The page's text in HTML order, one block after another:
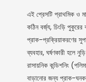
এই প্রেসটি প্রাথমিক ও
কঠিন বর্জ্য, চিংড়ি
প্রাক-প্রক্রিয়াকরণের
ব্যবহার, ঘর্ষণকারী হলে
রাসায়নিক কন্ডিশনিং
বাড়ানোর জন্য প্রাক-